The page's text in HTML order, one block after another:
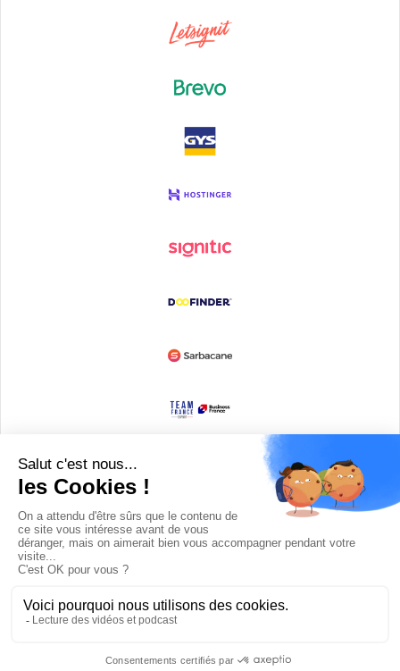
Devenir partenaire
© Copyright 2008 / 2026,DECODE MEDIA, The Innovation Media
Company.All Rights Reserved